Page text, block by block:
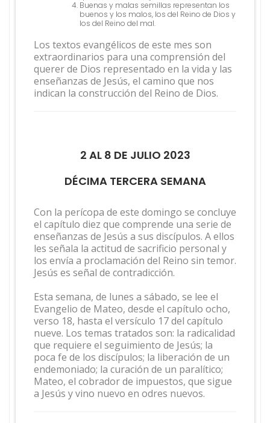
Buenas y malas semillas representan los
buenos y los malos, los del Reino de Dios y
los del Reino del mal.
Los textos evangélicos de este mes son
extraordinarios para una comprensión del
querer de Dios representado en la vida y las
enseñanzas de Jesús, el camino que nos
indican la construcción del Reino de Dios.
2 AL 8 DE JULIO 2023
DÉCIMA TERCERA SEMANA
Con la perícopa de este domingo se concluye
el capítulo diez que comprende una serie de
enseñanzas de Jesús a sus discípulos. A ellos
les señala la actitud de sacrificio personal y
los envía a proclamación del Reino sin temor.
Jesús es señal de contradicción.
Esta semana, de lunes a sábado, se lee el
Evangelio de Mateo, desde el capítulo ocho,
verso 18, hasta el versículo 17 del capítulo
nueve. Los temas tratados son: la radicalidad
que requiere el seguimiento de Jesús; la
poca fe de los discípulos; la liberación de un
endemoniado; la curación de un paralítico;
Mateo, el cobrador de impuestos, que sigue
a Jesús y vino nuevo en odres nuevos.